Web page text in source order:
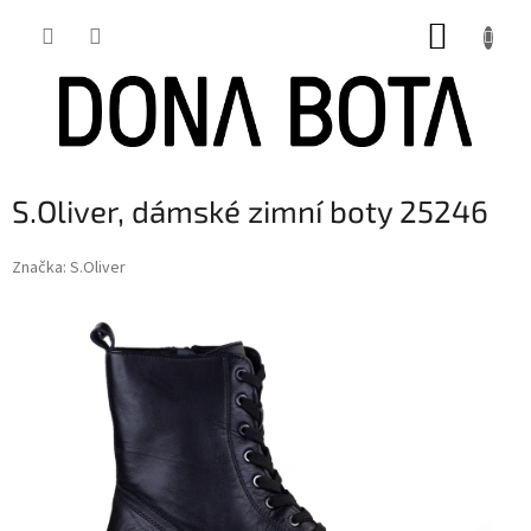
S.Oliver, dámské zimní boty 25246
Značka: S.Oliver